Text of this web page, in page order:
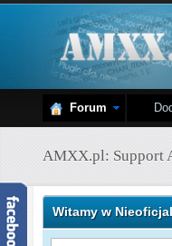
Forum
AMXX.pl: Support
Witamy w